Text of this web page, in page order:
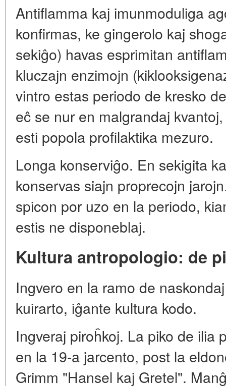
Antiflamma kaj imunmoduliga
konfirmas, ke gingerolo kaj
sekiĝo) havas esprimitan
kluczajn enzimojn
vintro estas periodo de kresko
eĉ se nur en malgrandaj
esti popola profilaktika mezuro.
Longa konserviĝo. En sekigita
konservas siajn proprecojn
spicon por uzo en la periodo,
estis ne disponeblaj.
Kultura antropologio: de
Ingvero en la ramo de
kuirarto, iĝante kultura kodo.
Ingveraj piroĥkoj. La piko de ilia
en la 19-a jarcento, post la
Grimm "Hansel kaj Gretel".